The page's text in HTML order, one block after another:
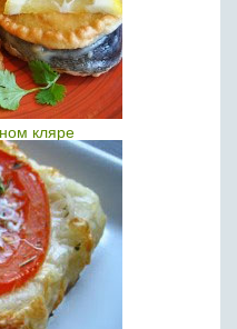
кляре